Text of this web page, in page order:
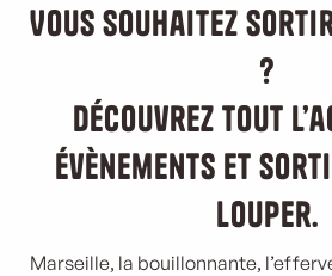
Vous souhaitez
?
Découvrez tout
évènements et
louper.
Marseille, la bouillonnante,